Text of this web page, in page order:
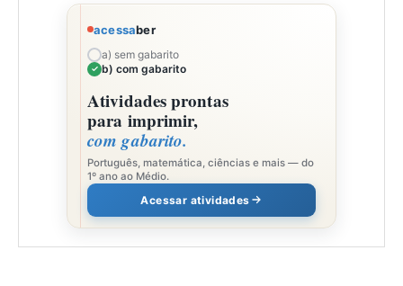
acessaber
a) sem gabarito
b) com gabarito
Atividades prontas
para imprimir,
com gabarito.
Português, matemática, ciências e mais — do
1º ano ao Médio.
Acessar atividades